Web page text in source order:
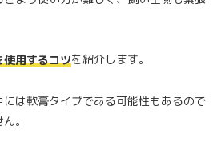
使用するコツを紹介します。
は軟膏タイプである可能性もあるので
。